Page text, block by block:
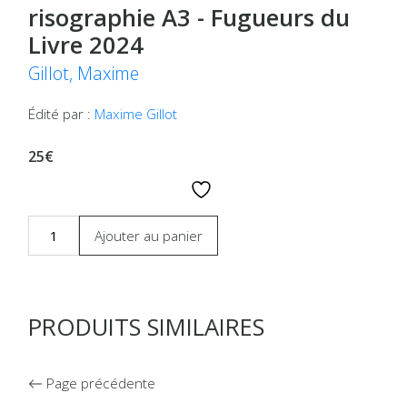
risographie A3 - Fugueurs du
Livre 2024
Gillot, Maxime
Édité par : Maxime Gillot
25€
Ajouter au panier
PRODUITS SIMILAIRES
Page précédente